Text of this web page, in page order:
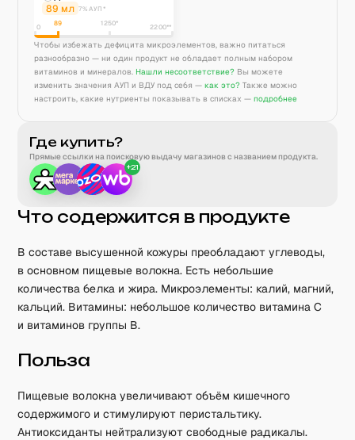
89 мл 7% АУП*
0 89 1250* 2200**
Чтобы избежать дефицита микроэлементов, важно питаться
разнообразно — ни один продукт не обладает полным набором
витаминов и минералов. Нашли несоответствие? Вы можете
изменить значения АУП и ВДУ под себя — как это? Также можно
настроить, какие нутриенты показывать в списках — подробнее
Где купить?
Прямые ссылки на поисковую выдачу магазинов с названием продукта.
+21
Что содержится в продукте
В составе высушенной кожуры преобладают углеводы,
в основном пищевые волокна. Есть небольшие
количества белка и жира. Микроэлементы: калий, магний,
кальций. Витамины: небольшое количество витамина C
и витаминов группы B.
Польза
Пищевые волокна увеличивают объём кишечного
содержимого и стимулируют перистальтику.
Антиоксиданты нейтрализуют свободные радикалы.